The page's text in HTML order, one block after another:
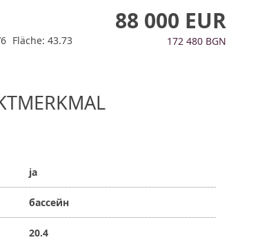
Fläche: 43.73
88 000 EUR
172 480 BGN
ja
бассейн
20.4